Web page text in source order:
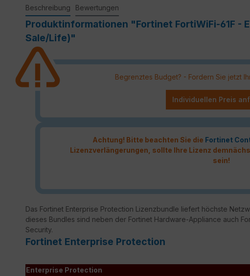
Beschreibung Bewertungen
Produktinformationen "Fortinet FortiWiFi-61F -
Sale/Life)"
Begrenztes Budget? - Fordern Sie jetzt
Individuellen Preis
Achtung! Bitte beachten Sie die Fortinet
Lizenzverlängerungen, sollte Ihre Lizenz
sein!
Das Fortinet Enterprise Protection Lizenzbundle liefert höchste
dieses Bundles sind neben der Fortinet Hardware-Appliance auch
Security.
Fortinet Enterprise Protection
Enterprise Protection